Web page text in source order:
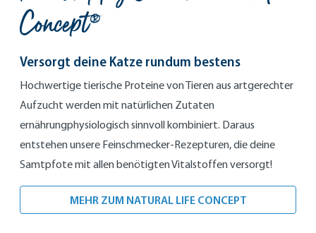
Concept®
Versorgt deine Katze rundum bestens
Hochwertige tierische Proteine von Tieren aus artgerechter
Aufzucht werden mit natürlichen Zutaten
ernährungphysiologisch sinnvoll kombiniert. Daraus
entstehen unsere Feinschmecker-Rezepturen, die deine
Samtpfote mit allen benötigten Vitalstoffen versorgt!
MEHR ZUM NATURAL LIFE CONCEPTVERSORGT